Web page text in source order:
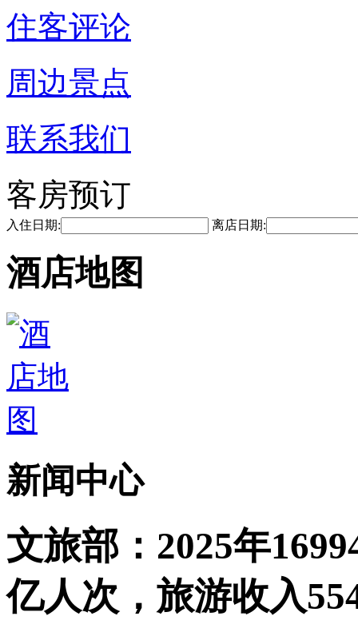
住客评论
周边景点
联系我们
客房预订
入住日期: 离店日期:
酒店地图
新闻中心
文旅部：2025年
亿人次，旅游收入